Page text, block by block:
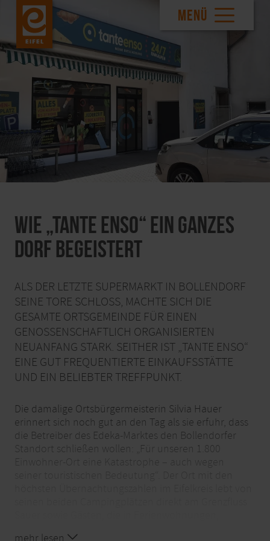
MENÜ
Wie „Tante Enso“ ein ganzes
Dorf begeistert
ALS DER LETZTE SUPERMARKT IN BOLLENDORF
SEINE TORE SCHLOSS, MACHTE SICH DIE
GESAMTE ORTSGEMEINDE FÜR EINEN
GENOSSENSCHAFTLICH ORGANISIERTEN
NEUANFANG STARK. SEITHER IST „TANTE ENSO“
EINE GUT FREQUENTIERTE EINKAUFSSTÄTTE
UND EIN BELIEBTER TREFFPUNKT.
Die damalige Ortsbürgermeisterin Silvia Hauer
erinnert sich noch gut an den Tag als sie erfuhr, dass
die Betreiber des Edeka-Marktes den Bollendorfer
Standort schließen wollen: „Für unseren 1.800